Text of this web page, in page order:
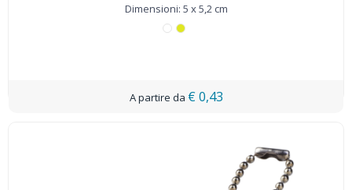
Dimensioni: 5 x 5,2 cm
€ 0,43